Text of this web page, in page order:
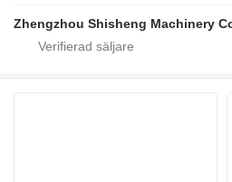
Zhengzhou Shisheng Machinery